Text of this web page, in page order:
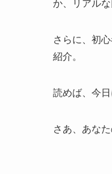
か、リアル
さらに、初
紹介。
読めば、今
さあ、あな